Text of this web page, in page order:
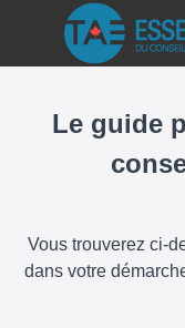
Le guide
Vous trouverez ci-
dans votre